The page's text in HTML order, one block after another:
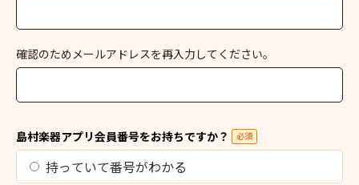
確認のためメールアドレスを再入力してください。
島村楽器アプリ会員番号をお持ちですか？ 必須
持っていて番号がわかる